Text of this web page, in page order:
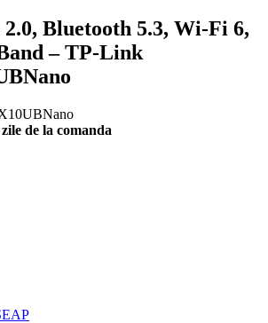
Bluetooth 5.3, Wi-Fi 6,
– TP-Link
de la comanda